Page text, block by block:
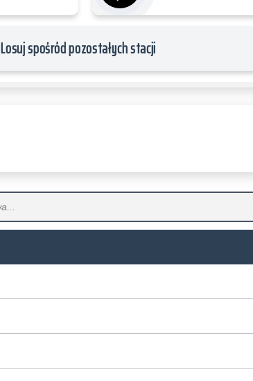
Losuj spośród pozostałych stacji